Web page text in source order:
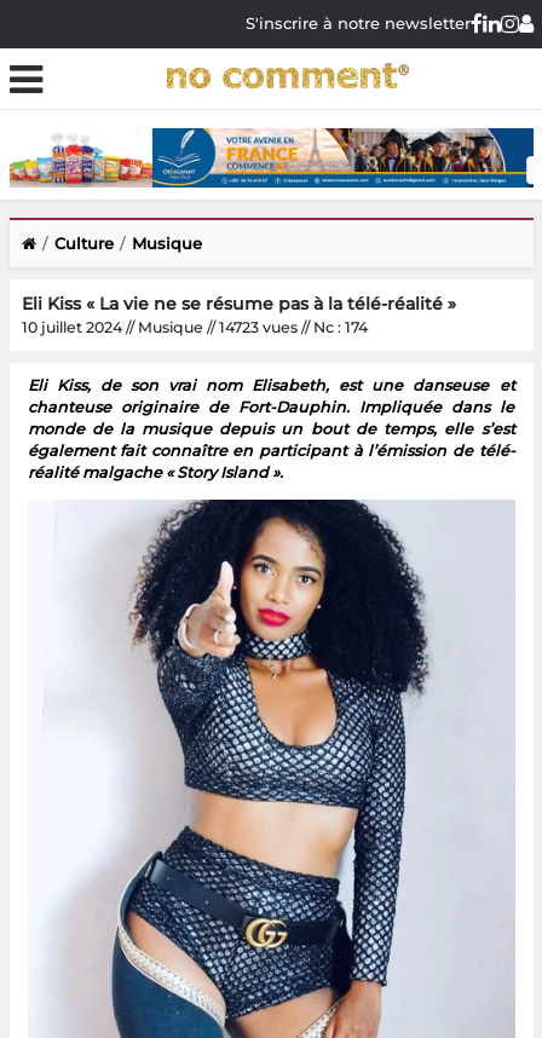
S'inscrire à notre newsletter
Culture Musique
Eli Kiss « La vie ne se résume pas à la télé-réalité »
10 juillet 2024 // Musique // 14723 vues // Nc : 174
Eli Kiss, de son vrai nom Elisabeth, est une danseuse et
chanteuse originaire de Fort-Dauphin. Impliquée dans le
monde de la musique depuis un bout de temps, elle s’est
également fait connaître en participant à l’émission de télé-
réalité malgache « Story Island ».